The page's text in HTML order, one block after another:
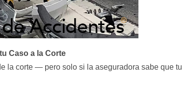
Caso a la Corte
la corte — pero solo si la aseguradora sabe que tu